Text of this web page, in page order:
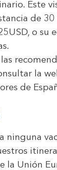
Este
de
o su
la
de
ninguna
la Unión